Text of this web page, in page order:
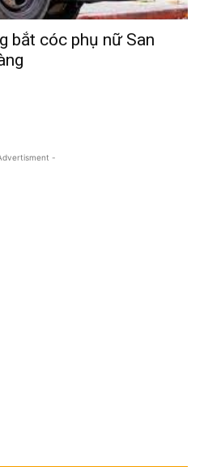
bắt cóc phụ nữ San
-